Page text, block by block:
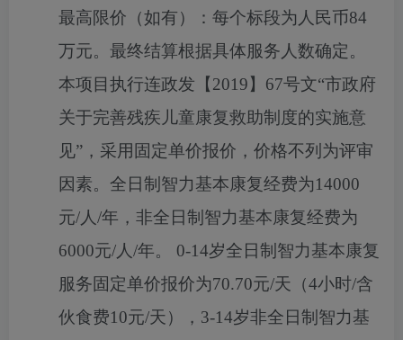
最高限价（如有）： 每个标段为人民币84
万元。最终结算根据具体服务人数确定。
本项目执行连政发【2019】67号文“市政府
关于完善残疾儿童康复救助制度的实施意
见”，采用固定单价报价，价格不列为评审
因素。全日制智力基本康复经费为14000
元/人/年，非全日制智力基本康复经费为
6000元/人/年。 0-14岁全日制智力基本康复
服务固定单价报价为70.70元/天（4小时/含
伙食费10元/天），3-14岁非全日制智力基